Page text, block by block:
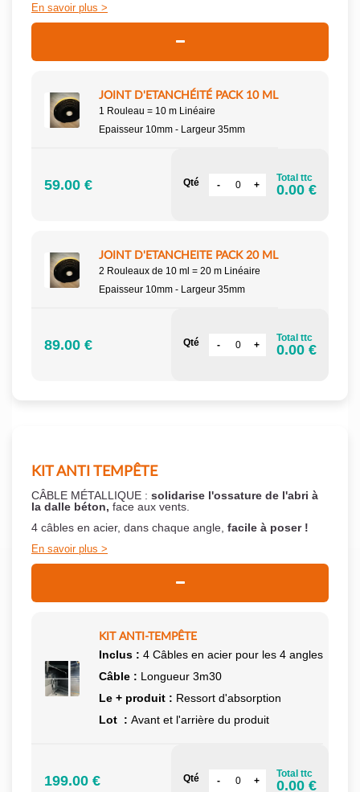
En savoir plus
JOINT D'ETANCHÉITÉ PACK 10 ML
1 Rouleau = 10 m Linéaire
Epaisseur 10mm - Largeur 35mm
59.00 € Qté Total ttc
0.00 €
JOINT D'ETANCHEITE PACK 20 ML
2 Rouleaux de 10 ml = 20 m Linéaire
Epaisseur 10mm - Largeur 35mm
89.00 € Qté Total ttc
0.00 €
KIT ANTI TEMPÊTE
CÂBLE MÉTALLIQUE : solidarise l'ossature de l'abri à
la dalle béton, face aux vents.
4 câbles en acier, dans chaque angle, facile à poser !
En savoir plus
KIT ANTI-TEMPÊTE
Inclus : 4 Câbles en acier pour les 4 angles
Câble : Longueur 3m30
Le + produit : Ressort d'absorption
Lot : Avant et l'arrière du produit
199.00 € Qté Total ttc
0.00 €